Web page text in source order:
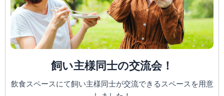
飼い主様同士の交流会！
飲食スペースにて飼い主様同士が交流できるスペースを用意